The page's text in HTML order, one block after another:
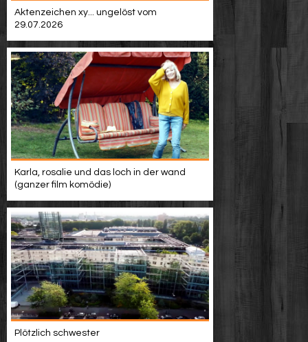
Aktenzeichen xy... ungelöst vom
29.07.2026
Karla, rosalie und das loch in der wand
(ganzer film komödie)
Plötzlich schwester